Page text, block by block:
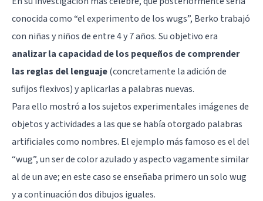
conocida como “el experimento de los wugs”, Berko trabajó
con niñas y niños de entre 4 y 7 años. Su objetivo era
analizar la capacidad de los pequeños de comprender
las reglas del lenguaje(concretamente la adición de
sufijos flexivos) y aplicarlas a palabras nuevas.
Para ello mostró a los sujetos experimentales imágenes de
objetos y actividades a las que se había otorgado palabras
artificiales como nombres. El ejemplo más famoso es el del
“wug”, un ser de color azulado y aspecto vagamente similar
al de un ave; en este caso se enseñaba primero un solo wug
y a continuación dos dibujos iguales.